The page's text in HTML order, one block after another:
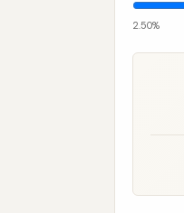
2.50%